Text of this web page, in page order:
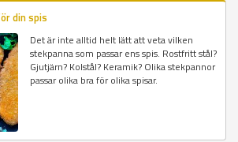
din spis
Det är inte alltid helt lätt att veta vilken
stekpanna som passar ens spis. Rostfritt stål?
Gjutjärn? Kolstål? Keramik? Olika stekpannor
passar olika bra för olika spisar.